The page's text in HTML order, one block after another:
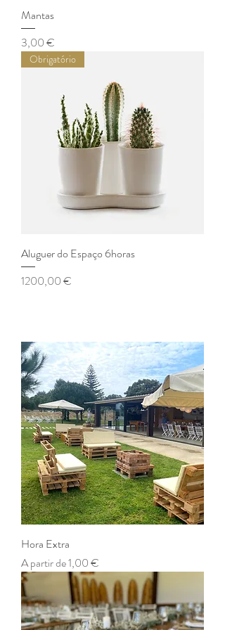
Mantas
Preço
3,00 €
Obrigatório
Aluguer do Espaço 6horas
Preço
1200,00 €
Hora Extra
A partir de1,00 €
Preço promocional